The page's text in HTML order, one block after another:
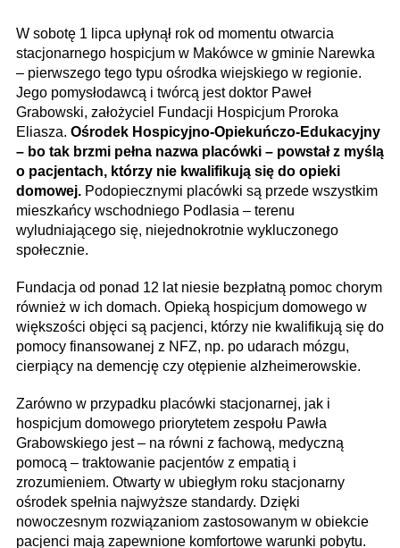
W sobotę 1 lipca upłynął rok od momentu otwarcia
stacjonarnego hospicjum w Makówce w gminie Narewka
– pierwszego tego typu ośrodka wiejskiego w regionie.
Jego pomysłodawcą i twórcą jest doktor Paweł
Grabowski, założyciel Fundacji Hospicjum Proroka
Eliasza. Ośrodek Hospicyjno-Opiekuńczo-Edukacyjny
– bo tak brzmi pełna nazwa placówki – powstał z myślą
o pacjentach, którzy nie kwalifikują się do opieki
domowej. Podopiecznymi placówki są przede wszystkim
mieszkańcy wschodniego Podlasia – terenu
wyludniającego się, niejednokrotnie wykluczonego
społecznie.
Fundacja od ponad 12 lat niesie bezpłatną pomoc chorym
również w ich domach. Opieką hospicjum domowego w
większości objęci są pacjenci, którzy nie kwalifikują się do
pomocy finansowanej z NFZ, np. po udarach mózgu,
cierpiący na demencję czy otępienie alzheimerowskie.
Zarówno w przypadku placówki stacjonarnej, jak i
hospicjum domowego priorytetem zespołu Pawła
Grabowskiego jest – na równi z fachową, medyczną
pomocą – traktowanie pacjentów z empatią i
zrozumieniem. Otwarty w ubiegłym roku stacjonarny
ośrodek spełnia najwyższe standardy. Dzięki
nowoczesnym rozwiązaniom zastosowanym w obiekcie
pacjenci mają zapewnione komfortowe warunki pobytu.